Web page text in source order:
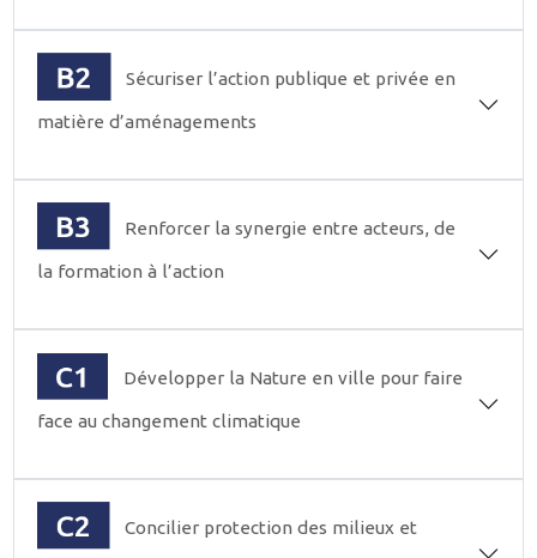
Sécuriser l’action publique et privée en
matière d’aménagements
Renforcer la synergie entre acteurs, de
la formation à l’action
Développer la Nature en ville pour faire
face au changement climatique
Concilier protection des milieux et